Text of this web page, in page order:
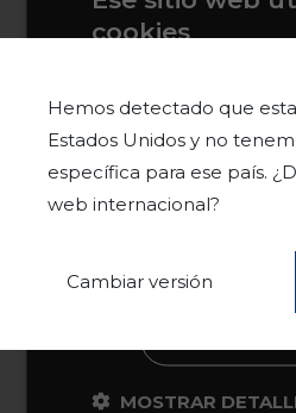
Hemos detectado que
Estados Unidos y no
específica para ese país.
web internacional?
Cambiar versión
Barrio de Salamanca.
cookies
mejorar la experiencia
utilizar nuestro sitio
todas las cookies de
nuestra Política de
información
ACEPTAR
MOSTRAR